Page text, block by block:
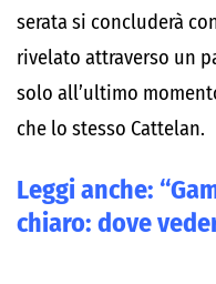
serata si concluderà
rivelato attraverso un
solo all’ultimo
che lo stesso Cattelan.
Leggi anche:
chiaro: dove